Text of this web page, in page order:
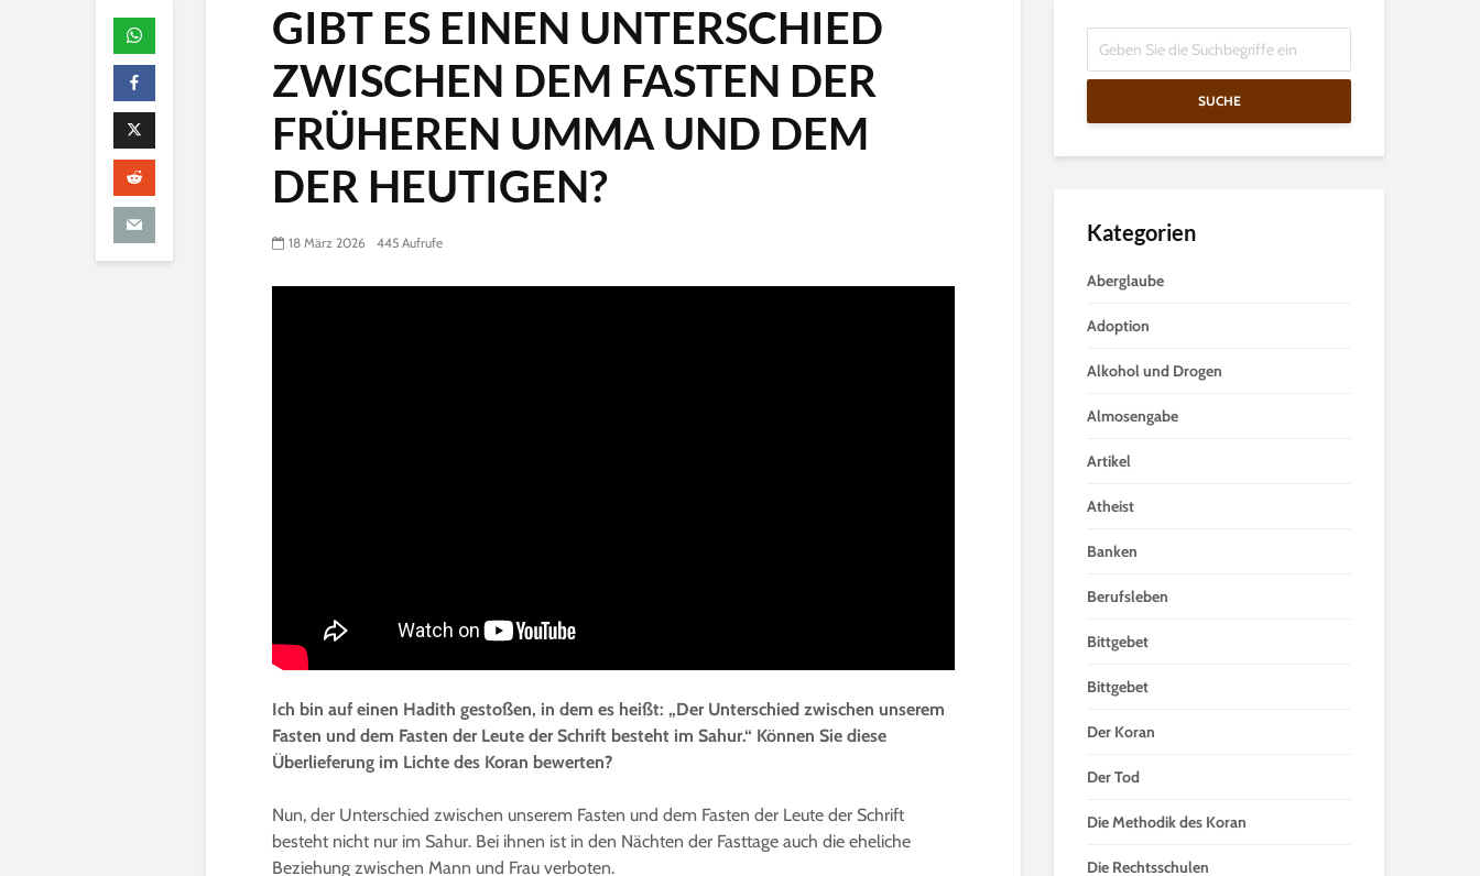
GIBT ES EINEN UNTERSCHIED
ZWISCHEN DEM FASTEN DER
FRÜHEREN UMMA UND DEM
DER HEUTIGEN?
18 März 2026 445 Aufrufe
Ich bin auf einen Hadith gestoßen, in dem es heißt: „Der Unterschied zwischen unserem
Fasten und dem Fasten der Leute der Schrift besteht im Sahur.“ Können Sie diese
Überlieferung im Lichte des Koran bewerten?
Nun, der Unterschied zwischen unserem Fasten und dem Fasten der Leute der Schrift
besteht nicht nur im Sahur. Bei ihnen ist in den Nächten der Fasttage auch die eheliche
Beziehung zwischen Mann und Frau verboten.
SUCHE
Kategorien
Aberglaube
Adoption
Alkohol und Drogen
Almosengabe
Artikel
Atheist
Banken
Berufsleben
Bittgebet
Bittgebet
Der Koran
Der Tod
Die Methodik des Koran
Die Rechtsschulen